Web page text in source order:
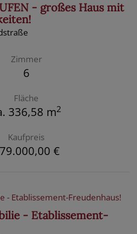
- großes Haus mit
Zimmer
6
Fläche
336,58 m2
Kaufpreis
€
- Etablissement-